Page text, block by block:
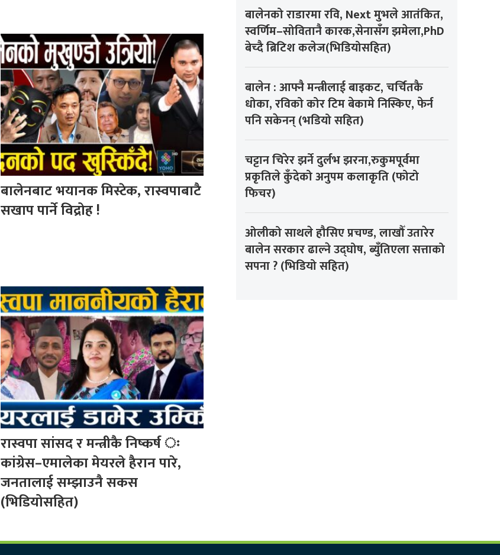
बालेनबाट भयानक मिस्टेक, रास्वपाबाटै
सखाप पार्ने विद्रोह !
रास्वपा सांसद र मन्त्रीकै निष्कर्ष ः
कांग्रेस–एमालेका मेयरले हैरान पारे,
जनतालाई सम्झाउनै सकस
(भिडियोसहित)
बालेनको राडारमा रवि, Next मुभले आतंकित,
स्वर्णिम–सोवितानै कारक,सेनासँग झमेला,PhD
बेच्दै ब्रिटिश कलेज(भिडियोसहित)
बालेन : आफ्नै मन्त्रीलाई बाइकट, चर्चितकै
धोका, रविको कोर टिम बेकामे निस्किए, फेर्न
पनि सकेनन् (भडियो सहित)
चट्टान चिरेर झर्ने दुर्लभ झरना,रुकुमपूर्वमा
प्रकृतिले कुँदेको अनुपम कलाकृति (फोटो
फिचर)
ओलीको साथले हौसिए प्रचण्ड, लाखौँ उतारेर
बालेन सरकार ढाल्ने उद्घोष, ब्युँतिएला सत्ताको
सपना ? (भिडियो सहित)